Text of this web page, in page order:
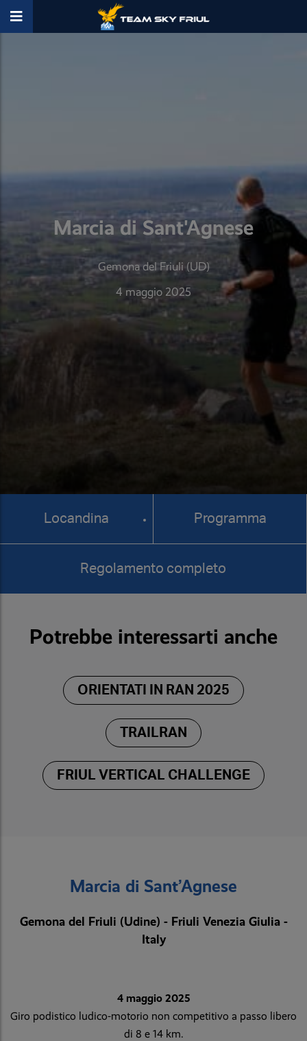
Marcia di Sant'Agnese
Gemona del Friuli (UD)
4 maggio 2025
Locandina Programma
Regolamento completo
Potrebbe interessarti anche
ORIENTATI IN RAN 2025
TRAILRAN
FRIUL VERTICAL CHALLENGE
Marcia di Sant’Agnese
Gemona del Friuli (Udine) - Friuli Venezia Giulia -
Italy
4 maggio 2025
Giro podistico ludico-motorio non competitivo a passo libero
di 8 e 14 km.